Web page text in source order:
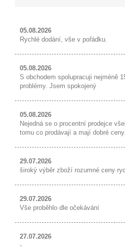
05.08.2026
Rychlé dodání, vše v pořádku.
05.08.2026
S obchodem spolupracuji nejméně
problémy. Jsem spokojený
05.08.2026
Nejedná se o procentní prodejce
tomu co prodávají a mají dobré
29.07.2026
široký výběr zboží rozumné ceny
29.07.2026
Vše proběhlo dle očekávání
27.07.2026
-